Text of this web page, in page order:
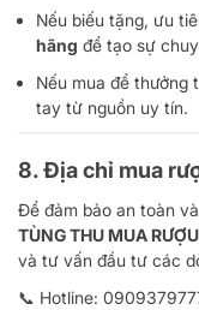
Nếu biếu tặng, ưu
hãng để tạo sự
Nếu mua để thưởng
tay từ nguồn uy tín.
8. Địa chỉ mua
Để đảm bảo an toàn
TÙNG THU MUA
và tư vấn đầu tư các
📞 Hotline: